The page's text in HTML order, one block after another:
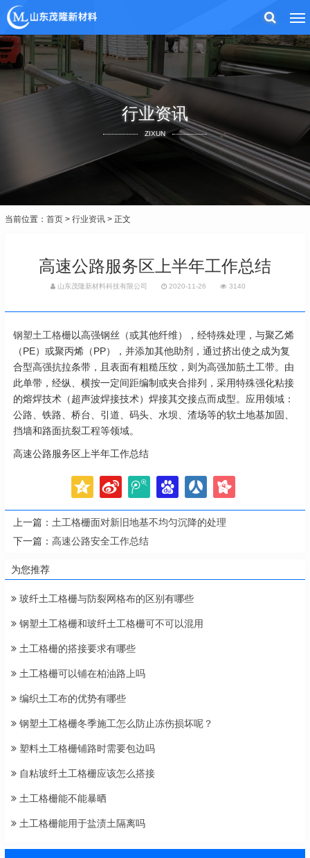
行业资讯
ZIXUN
当前位置： 首页 > 行业资讯 > 正文
高速公路服务区上半年工作总结
山东茂隆新材料科技有限公司 2020-11-26 3140
钢塑土工格栅以高强钢丝（或其他纤维），经特殊处理，与聚乙烯
（PE）或聚丙烯（PP），并添加其他助剂，通过挤出使之成为复
合型高强抗拉条带，且表面有粗糙压纹，则为高强加筋土工带。由
此单带，经纵、横按一定间距编制或夹合排列，采用特殊强化粘接
的熔焊技术（超声波焊接技术）焊接其交接点而成型。应用领域：
公路、铁路、桥台、引道、码头、水坝、渣场等的软土地基加固、
挡墙和路面抗裂工程等领域。
高速公路服务区上半年工作总结
上一篇： 土工格栅面对新旧地基不均匀沉降的处理
下一篇： 高速公路安全工作总结
为您推荐
玻纤土工格栅与防裂网格布的区别有哪些
钢塑土工格栅和玻纤土工格栅可不可以混用
土工格栅的搭接要求有哪些
土工格栅可以铺在柏油路上吗
编织土工布的优势有哪些
钢塑土工格栅冬季施工怎么防止冻伤损坏呢？
塑料土工格栅铺路时需要包边吗
自粘玻纤土工格栅应该怎么搭接
土工格栅能不能暴晒
土工格栅能用于盐渍土隔离吗